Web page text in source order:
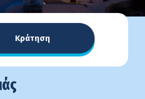
Κράτηση